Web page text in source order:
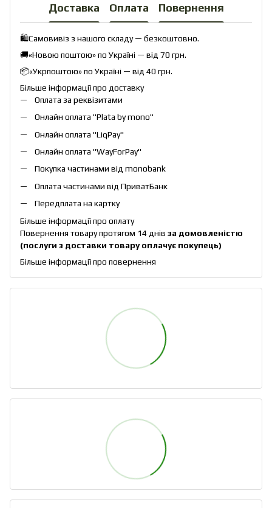
Доставка Оплата Повернення
🛍️Самовивіз з нашого складу — безкоштовно.
🚚«Новою поштою» по Україні — від 70 грн.
📦«Укрпоштою» по Україні — від 40 грн.
Більше інформації про доставку
Оплата за реквізитами
Онлайн оплата "Plata by mono"
Онлайн оплата "LiqPay"
Онлайн оплата "WayForPay"
Покупка частинами від monobank
Оплата частинами від ПриватБанк
Передплата на картку
Більше інформації про оплату
Повернення товару протягом 14 днів за домовленістю
(послуги з доставки товару оплачує покупець)
Більше інформації про повернення